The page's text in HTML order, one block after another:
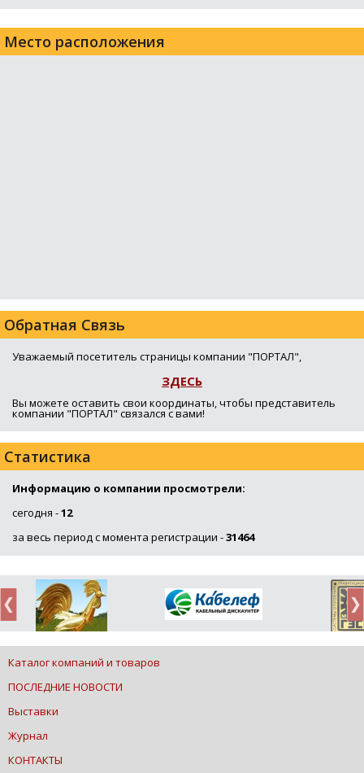
Место расположения
Обратная Связь
Уважаемый посетитель страницы компании "ПОРТАЛ",
ЗДЕСЬ
Вы можете оставить свои координаты, чтобы представитель
компании "ПОРТАЛ" связался с вами!
Статистика
Информацию о компании просмотрели:
сегодня -12
за весь период с момента регистрации -31464
Каталог компаний и товаров
ПОСЛЕДНИЕ НОВОСТИ
Выставки
Журнал
КОНТАКТЫ